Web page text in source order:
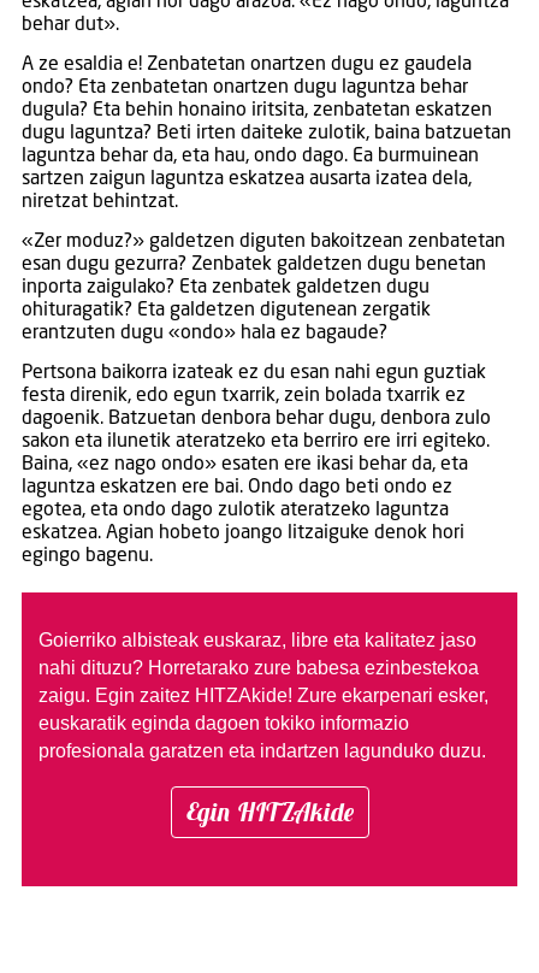
behar dut».
A ze esaldia e! Zenbatetan onartzen dugu ez gaudela
ondo? Eta zenbatetan onartzen dugu laguntza behar
dugula? Eta behin honaino iritsita, zenbatetan eskatzen
dugu laguntza? Beti irten daiteke zulotik, baina batzuetan
laguntza behar da, eta hau, ondo dago. Ea burmuinean
sartzen zaigun laguntza eskatzea ausarta izatea dela,
niretzat behintzat.
«Zer moduz?» galdetzen diguten bakoitzean zenbatetan
esan dugu gezurra? Zenbatek galdetzen dugu benetan
inporta zaigulako? Eta zenbatek galdetzen dugu
ohituragatik? Eta galdetzen digutenean zergatik
erantzuten dugu «ondo» hala ez bagaude?
Pertsona baikorra izateak ez du esan nahi egun guztiak
festa direnik, edo egun txarrik, zein bolada txarrik ez
dagoenik. Batzuetan denbora behar dugu, denbora zulo
sakon eta ilunetik ateratzeko eta berriro ere irri egiteko.
Baina, «ez nago ondo» esaten ere ikasi behar da, eta
laguntza eskatzen ere bai. Ondo dago beti ondo ez
egotea, eta ondo dago zulotik ateratzeko laguntza
eskatzea. Agian hobeto joango litzaiguke denok hori
egingo bagenu.
Goierriko albisteak euskaraz, libre eta kalitatez jaso
nahi dituzu? Horretarako zure babesa ezinbestekoa
zaigu. Egin zaitez HITZAkide! Zure ekarpenari esker,
euskaratik eginda dagoen tokiko informazio
profesionala garatzen eta indartzen lagunduko duzu.
Egin HITZAkide